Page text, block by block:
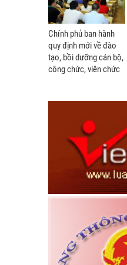
Chính phủ ban hành
quy định mới về đào
tạo, bồi dưỡng cán bộ,
công chức, viên chức